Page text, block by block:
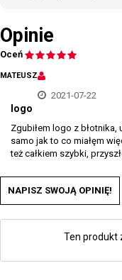
Opinie
Oceń
MATEUSZ
2021-07-22
logo
Zgubiłem logo z błotnika,
samo jak to co miałęm
też całkiem szybki,
NAPISZ SWOJĄ OPINIĘ!
Ten produkt